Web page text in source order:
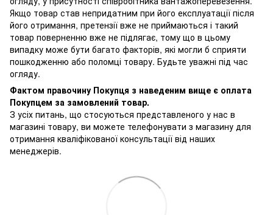
Якщо товар став непридатним при його експлуатації після
його отримання, претензії вже не приймаються і такий
товар поверненню вже не підлягає, тому що в цьому
випадку може бути багато факторів, які могли б сприяти
пошкодженню або поломці товару. Будьте уважні під час
огляду.
Фактом правочину Покупця з наведеним вище є оплата
Покупцем за замовлений товар.
З усіх питань, що стосуються представленого у нас в
магазині товару, ви можете телефонувати з магазину для
отримання кваліфікованої консультації від наших
менеджерів.